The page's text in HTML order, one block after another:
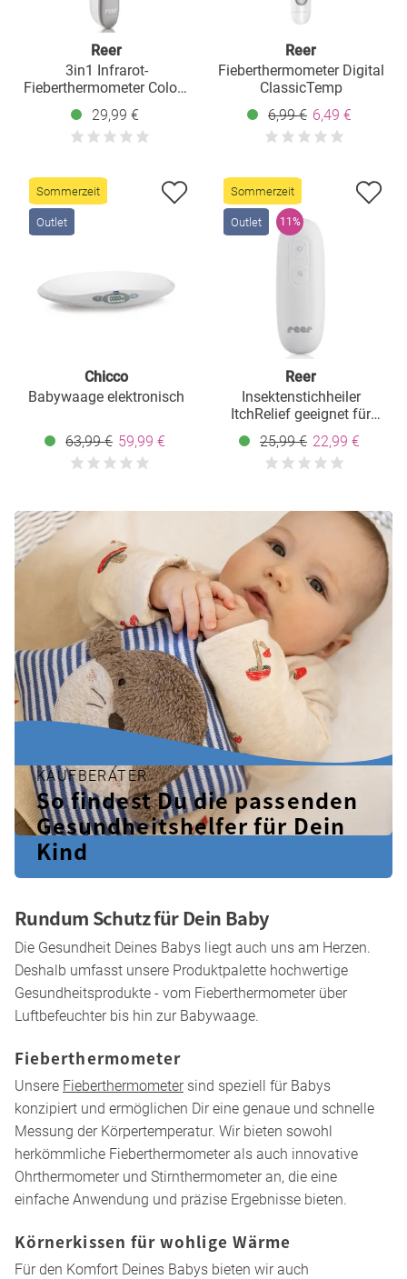
Reer
3in1 Infrarot-
Fieberthermometer Colour
EarTemp für Ohrmessung -
Weiß Grau
29,99 €
Reer
Fieberthermometer Digital
ClassicTemp
6,99 € 6,49 €
Sommerzeit
Outlet
Chicco
Babywaage elektronisch
63,99 € 59,99 €
Sommerzeit
Outlet 11%
Reer
Insektenstichheiler
ItchRelief geeignet für
Insektenstiche und -bisse -
Weiß
25,99 € 22,99 €
KAUFBERATER
So findest Du die passenden
Gesundheitshelfer für Dein
Kind
Rundum Schutz für Dein Baby
Die Gesundheit Deines Babys liegt auch uns am Herzen.
Deshalb umfasst unsere Produktpalette hochwertige
Gesundheitsprodukte - vom Fieberthermometer über
Luftbefeuchter bis hin zur Babywaage.
Fieberthermometer
Unsere Fieberthermometersind speziell für Babys
konzipiert und ermöglichen Dir eine genaue und schnelle
Messung der Körpertemperatur. Wir bieten sowohl
herkömmliche Fieberthermometer als auch innovative
Ohrthermometer und Stirnthermometer an, die eine
einfache Anwendung und präzise Ergebnisse bieten.
Körnerkissen für wohlige Wärme
Für den Komfort Deines Babys bieten wir auch